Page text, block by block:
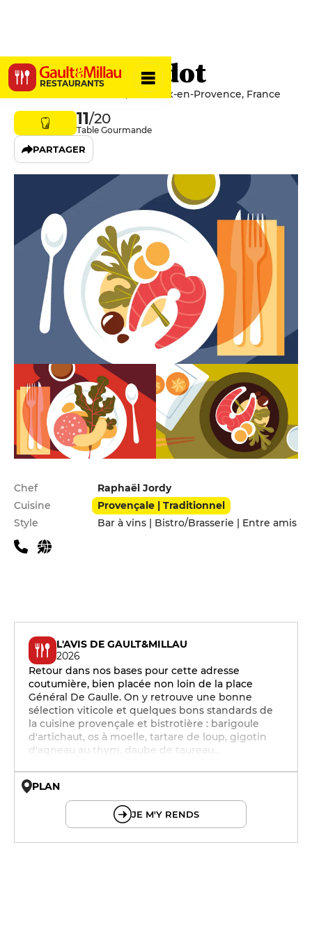
RESTAURANTS
Le Petit Verdot
7 Rue d'Entrecasteaux, 13100 Aix-en-Provence, France
11/20
Table Gourmande
PARTAGER
Infos pratiques
Chef
Raphaël Jordy
Cuisine
Provençale | Traditionnel
Style
Bar à vins | Bistro/Brasserie | Entre amis
L'AVIS DE GAULT&MILLAU
2026
Retour dans nos bases pour cette adresse
coutumière, bien placée non loin de la place
Général De Gaulle. On y retrouve une bonne
sélection viticole et quelques bons standards de
la cuisine provençale et bistrotière : barigoule
d'artichaut, os à moelle, tartare de loup, gigotin
d'agneau au thym, daube de taureau...
PLAN
JE M'Y RENDS